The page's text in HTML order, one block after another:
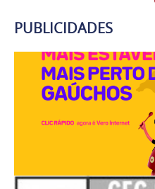
PUBLICIDADES